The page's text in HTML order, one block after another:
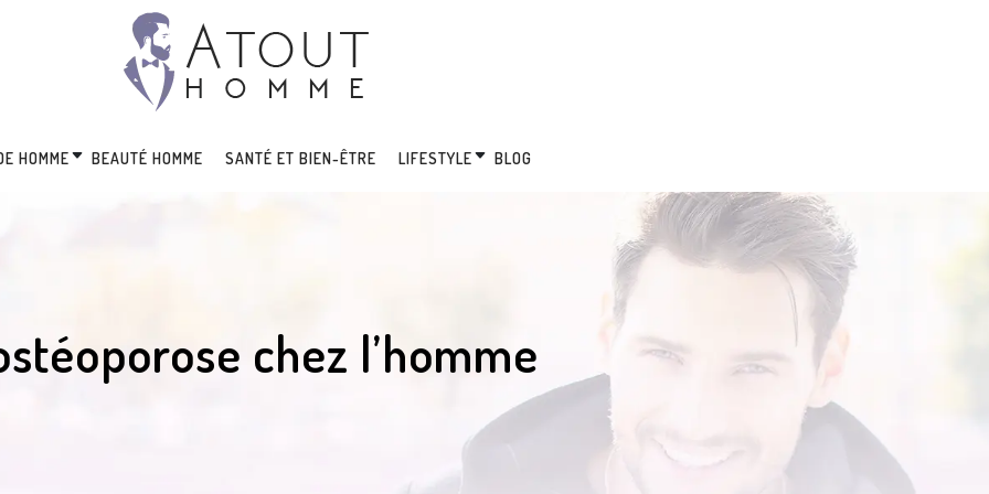
HOMME BEAUTÉ HOMME SANTÉ ET BIEN-ÊTRE LIFESTYLE BLOG
chez l’homme